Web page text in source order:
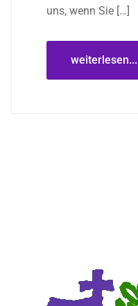
uns, wenn Sie […]
weiterlesen...